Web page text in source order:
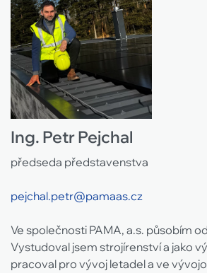
Ing. Petr Pejchal
předseda představenstva
pejchal.petr@pamaas.cz
Ve společnosti PAMA, a.s. působím
Vystudoval jsem strojírenství a jako
pracoval pro vývoj letadel a ve